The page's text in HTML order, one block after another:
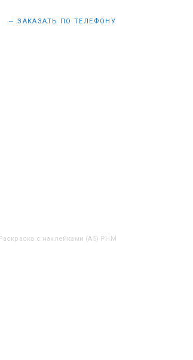
— ЗАКАЗАТЬ ПО ТЕЛЕФОНУ
с наклейками (А5) РНМ